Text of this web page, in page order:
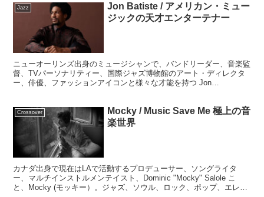
Jazz
Jon Batiste / アメリカン・ミュー
ジックの天才エンターテナー
ニューオーリンズ出身のミュージシャンで、バンドリーダー、音楽監
督、TVパーソナリティー、国際ジャズ博物館のアート・ディレクタ
ー、俳優、ファッションアイコンと様々な才能を持つ Jon
ています。
Crossover
Mocky / Music Save Me 極上の音
楽世界
カナダ出身で現在はLAで活動するプロデューサー、ソングライタ
ー、マルチインストルメンテイスト、Dominic "Mocky" Salole こ
と、Mocky (モッキー）。ジャズ、ソウル、ロック、ポップ、エレク